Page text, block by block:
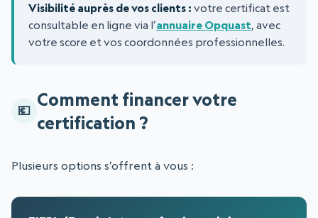
Visibilité auprès de vos clients : votre certificat est
consultable en ligne via l’annuaire Opquast, avec
votre score et vos coordonnées professionnelles.
Comment financer votre
certification ?
Plusieurs options s’offrent à vous :